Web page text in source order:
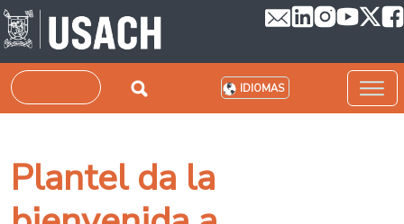
Pasar al contenido principal
Buscar IDIOMAS
Plantel da la